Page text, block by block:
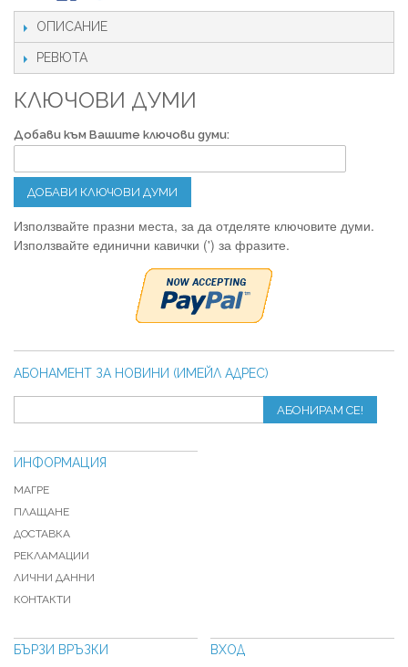
ОПИСАНИЕ
РЕВЮТА
КЛЮЧОВИ ДУМИ
Добави към Вашите ключови думи:
ДОБАВИ КЛЮЧОВИ ДУМИ
Използвайте празни места, за да отделяте ключовите думи.
Използвайте единични кавички (') за фразите.
АБОНАМЕНТ ЗА НОВИНИ (ИМЕЙЛ АДРЕС)
АБОНИРАМ СЕ!
ИНФОРМАЦИЯ
МАГРЕ
ПЛАЩАНЕ
ДОСТАВКА
РЕКЛАМАЦИИ
ЛИЧНИ ДАННИ
КОНТАКТИ
БЪРЗИ ВРЪЗКИ ВХОД